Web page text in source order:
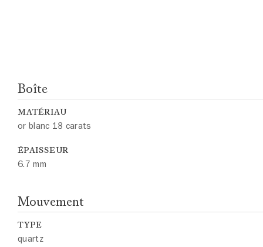
Boîte
MATÉRIAU
or blanc 18 carats
ÉPAISSEUR
6.7 mm
Mouvement
TYPE
quartz